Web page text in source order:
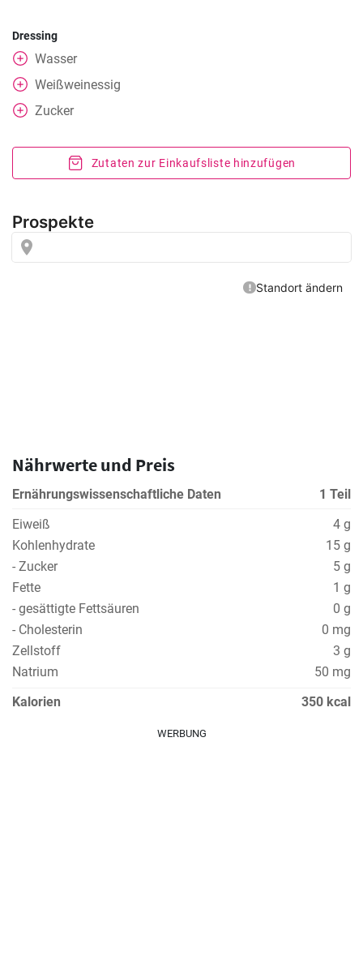
Dressing
Wasser
Weißweinessig
Zucker
Zutaten zur Einkaufsliste hinzufügen
Nährwerte und Preis
Ernährungswissenschaftliche Daten
1 Teil
Eiweiß
4 g
Kohlenhydrate
15 g
- Zucker
5 g
Fette
1 g
- gesättigte Fettsäuren
0 g
- Cholesterin
0 mg
Zellstoff
3 g
Natrium
50 mg
Kalorien
350 kcal
WERBUNG